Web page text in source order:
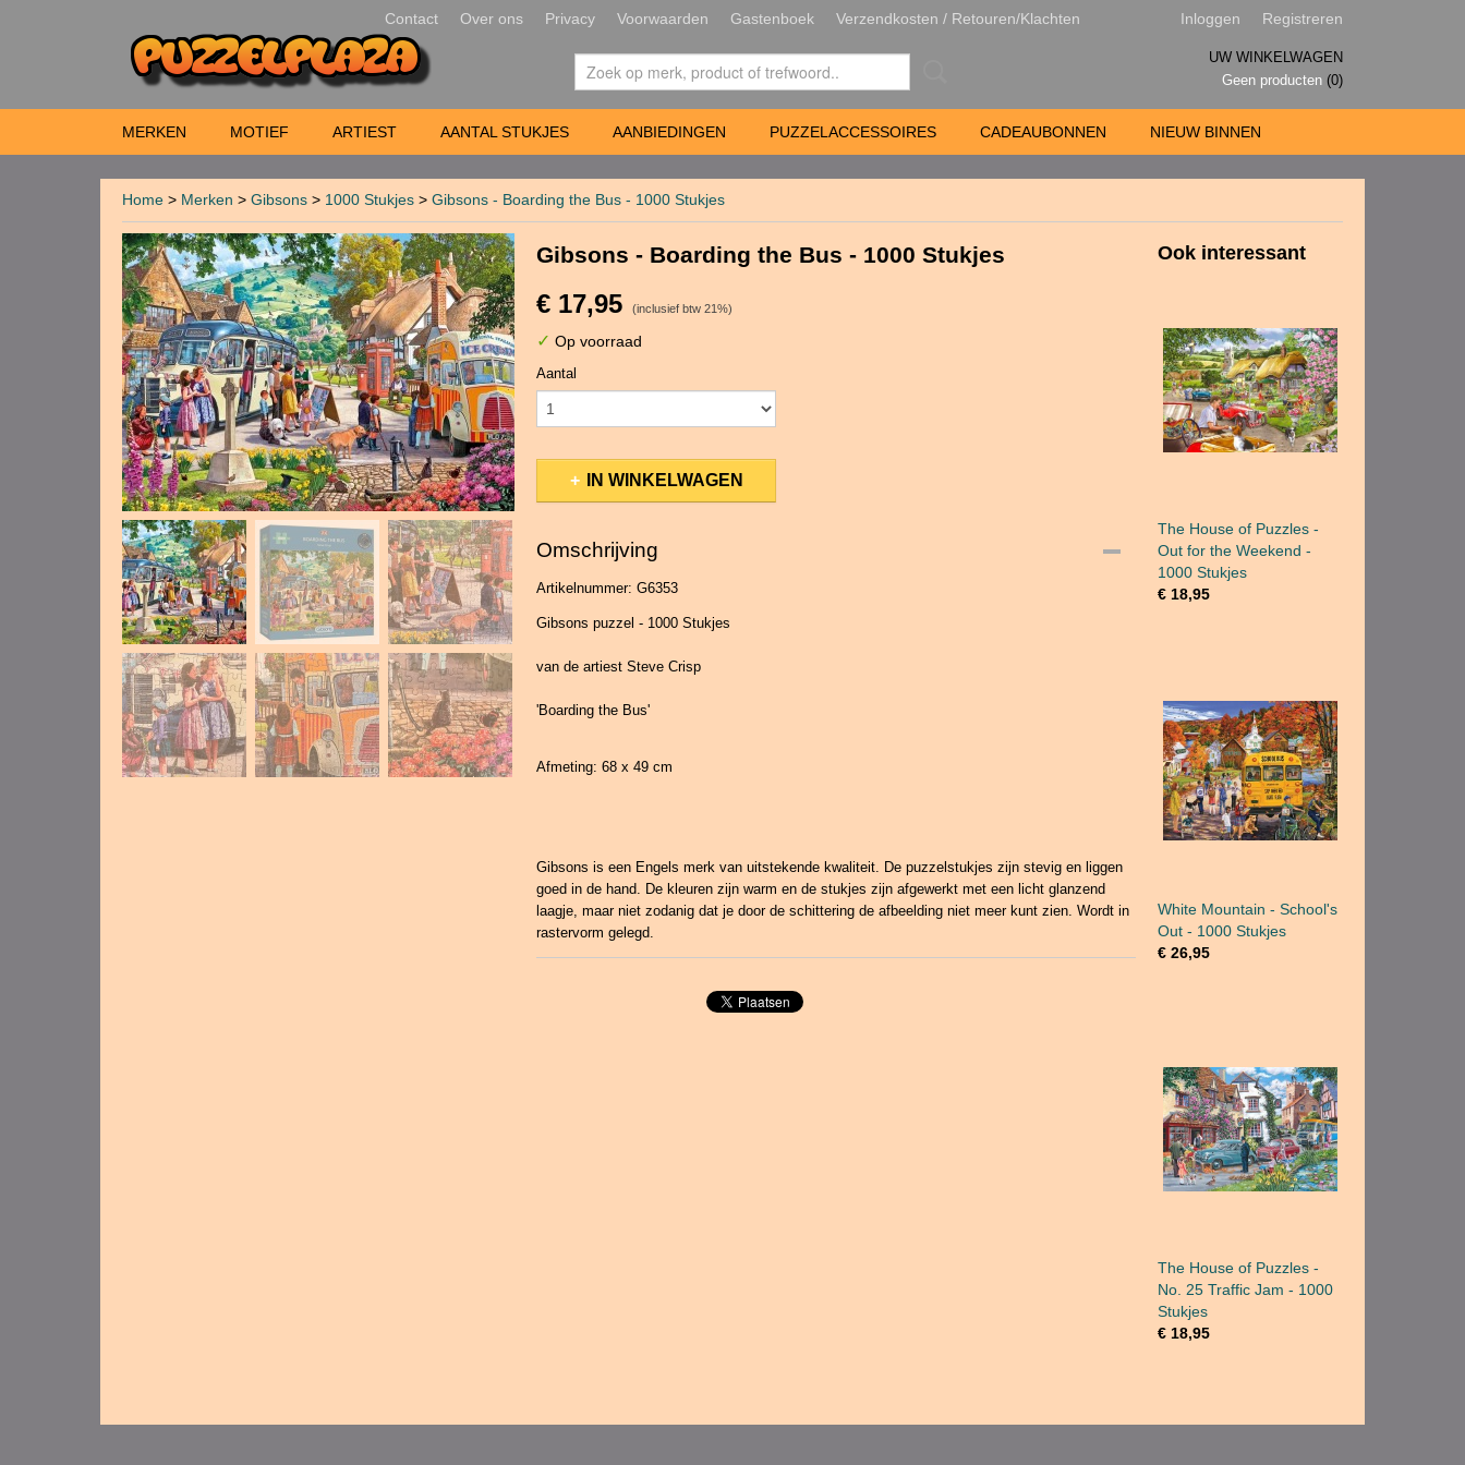
Contact Over ons Privacy Voorwaarden Gastenboek Verzendkosten / Retouren/Klachten Inloggen Registreren
UW WINKELWAGEN
Geen producten (0)
MERKEN MOTIEF ARTIEST AANTAL STUKJES AANBIEDINGEN PUZZELACCESSOIRES CADEAUBONNEN NIEUW BINNEN
Home > Merken > Gibsons > 1000 Stukjes > Gibsons - Boarding the Bus - 1000 Stukjes
Gibsons - Boarding the Bus - 1000 Stukjes
€ 17,95 (inclusief btw 21%)
✓ Op voorraad
Aantal
IN WINKELWAGEN
Omschrijving
Artikelnummer: G6353
Gibsons puzzel - 1000 Stukjes
van de artiest Steve Crisp
'Boarding the Bus'
Afmeting: 68 x 49 cm
Gibsons is een Engels merk van uitstekende kwaliteit. De puzzelstukjes zijn stevig en liggen
goed in de hand. De kleuren zijn warm en de stukjes zijn afgewerkt met een licht glanzend
laagje, maar niet zodanig dat je door de schittering de afbeelding niet meer kunt zien. Wordt in
rastervorm gelegd.
Ook interessant
The House of Puzzles -
Out for the Weekend -
1000 Stukjes
€ 18,95
White Mountain - School's
Out - 1000 Stukjes
€ 26,95
The House of Puzzles -
No. 25 Traffic Jam - 1000
Stukjes
€ 18,95